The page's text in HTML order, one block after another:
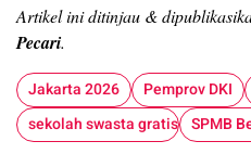
Artikel ini ditinjau &
Pecari.
Jakarta 2026 Pemprov DKI
sekolah swasta gratis SPMB